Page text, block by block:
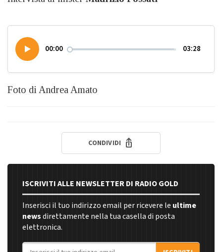
00:00 03:28
Foto di Andrea Amato
CONDIVIDI
ISCRIVITI ALLE NEWSLETTER DI RADIO GOLD
Inserisci il tuo indirizzo email per ricevere le ultime
newsdirettamente nella tua casella di posta
elettronica.
Indirizzo email